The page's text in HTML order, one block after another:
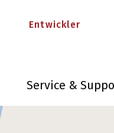
Entwickler
Service &